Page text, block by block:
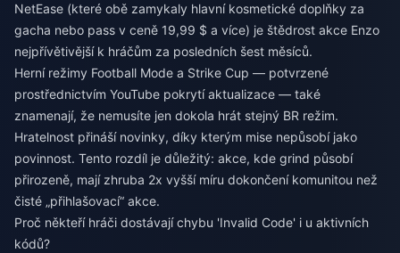
NetEase (které obě zamykaly hlavní kosmetické doplňky za
gacha nebo pass v ceně 19,99 $ a více) je štědrost akce Enzo
nejpřívětivější k hráčům za posledních šest měsíců.
Herní režimy Football Mode a Strike Cup — potvrzené
prostřednictvím YouTube pokrytí aktualizace — také
znamenají, že nemusíte jen dokola hrát stejný BR režim.
Hratelnost přináší novinky, díky kterým mise nepůsobí jako
povinnost. Tento rozdíl je důležitý: akce, kde grind působí
přirozeně, mají zhruba 2x vyšší míru dokončení komunitou než
čisté „přihlašovací“ akce.
Proč někteří hráči dostávají chybu 'Invalid Code' i u aktivních
kódů?